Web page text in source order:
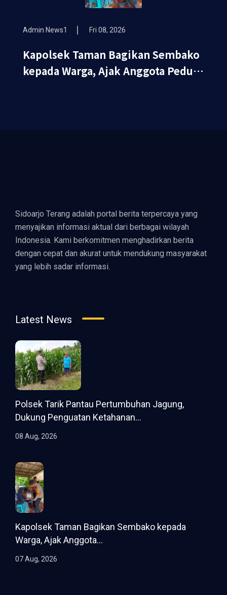
Admin News1 Fri 08, 2026
Kapolsek Taman Bagikan Sembako
kepada Warga, Ajak Anggota Peduli
Sidoarjo Terang adalah portal berita terpercaya yang
menyajikan informasi aktual dari berbagai wilayah
Indonesia. Kami berkomitmen menghadirkan berita
dengan cepat dan akurat untuk mendukung masyarakat
yang lebih sadar informasi.
Latest News
Polsek Tarik Pantau Pertumbuhan Jagung,
Dukung Penguatan Ketahanan...
08 Aug, 2026
Kapolsek Taman Bagikan Sembako kepada
Warga, Ajak Anggota...
07 Aug, 2026